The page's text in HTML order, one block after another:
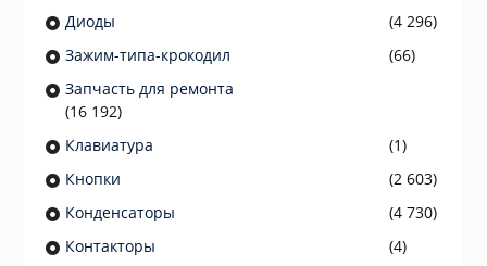
Диоды
(4 296)
Зажим-типа-крокодил
(66)
Запчасть для ремонта
(16 192)
Клавиатура
(1)
Кнопки
(2 603)
Конденсаторы
(4 730)
Контакторы
(4)